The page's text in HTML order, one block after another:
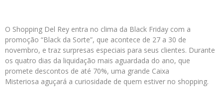
O Shopping Del Rey entra no clima da Black Friday com a
promoção “Black da Sorte”, que acontece de 27 a 30 de
novembro, e traz surpresas especiais para seus clientes. Durante
os quatro dias da liquidação mais aguardada do ano, que
promete descontos de até 70%, uma grande Caixa
Misteriosa aguçará a curiosidade de quem estiver no shopping.